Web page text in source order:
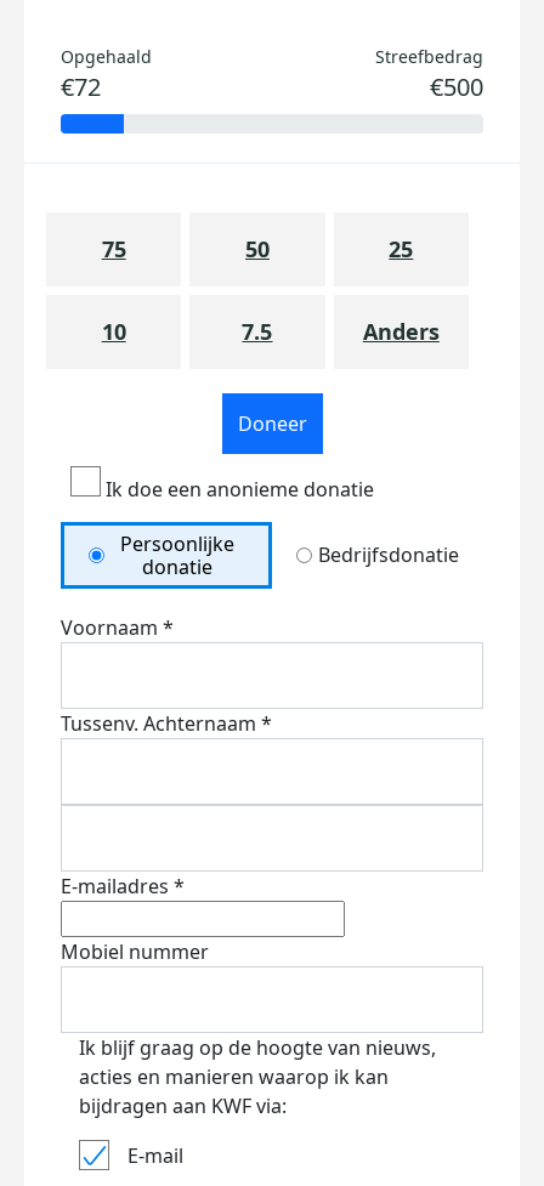
Opgehaald
€72
Streefbedrag
€500
75 50 25
10 7.5 Anders
Doneer
Ik doe een anonieme donatie
Persoonlijke
donatie
Bedrijfsdonatie
Voornaam *
Tussenv. Achternaam *
E-mailadres *
Mobiel nummer
Ik blijf graag op de hoogte van nieuws,
acties en manieren waarop ik kan
bijdragen aan KWF via:
E-mail